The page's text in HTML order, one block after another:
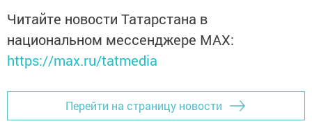
Читайте новости Татарстана в
национальном мессенджере MАХ:
https://max.ru/tatmedia
Перейти на страницу новости